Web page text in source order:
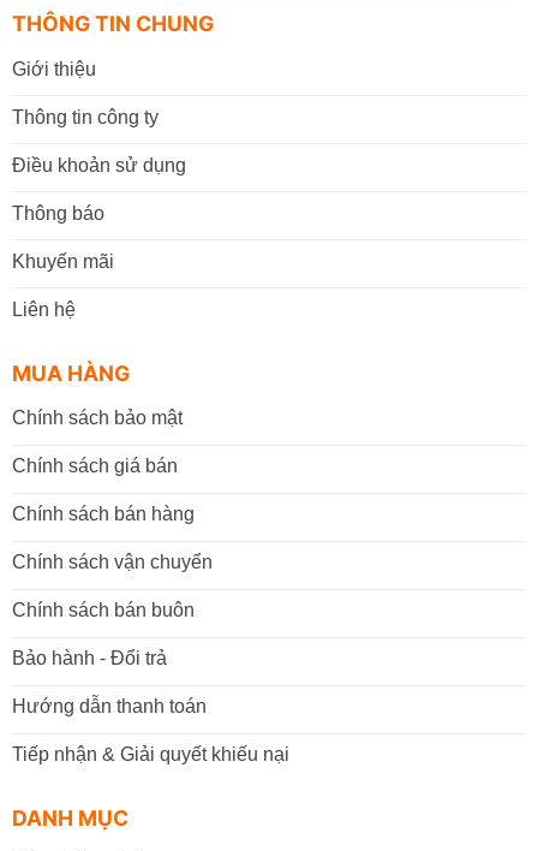
THÔNG TIN CHUNG
Giới thiệu
Thông tin công ty
Điều khoản sử dụng
Thông báo
Khuyến mãi
Liên hệ
MUA HÀNG
Chính sách bảo mật
Chính sách giá bán
Chính sách bán hàng
Chính sách vận chuyển
Chính sách bán buôn
Bảo hành - Đổi trả
Hướng dẫn thanh toán
Tiếp nhận & Giải quyết khiếu nại
DANH MỤC